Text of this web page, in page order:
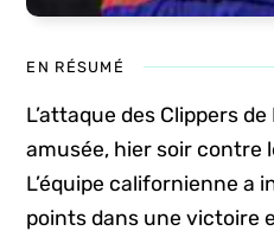
EN RÉSUMÉ
L’attaque des Clippers
amusée, hier soir contre
L’équipe californienne a
points dans une victoire